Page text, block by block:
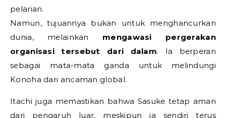
pelarian.
Namun, tujuannya bukan untuk menghancurkan
dunia, melainkan mengawasi pergerakan
organisasi tersebut dari dalam. Ia berperan
sebagai mata-mata ganda untuk melindungi
Konoha dari ancaman global.
Itachi juga memastikan bahwa Sasuke tetap aman
dari pengaruh luar, meskipun ia sendiri terus